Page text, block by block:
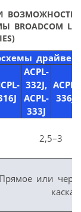
ВОЗМОЖНОСТИ
ACPL-
332J,
ACPL-
333J
ACPL-
336J
2,5–3
Прямое или
каскад